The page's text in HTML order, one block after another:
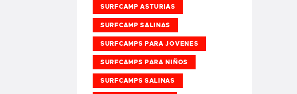
SURFCAMP ASTURIAS
SURFCAMP SALINAS
SURFCAMPS PARA JOVENES
SURFCAMPS PARA NIÑOS
SURFCAMPS SALINAS